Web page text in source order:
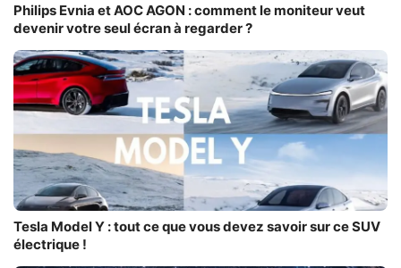
Philips Evnia et AOC AGON : comment le moniteur veut
devenir votre seul écran à regarder ?
Tesla Model Y : tout ce que vous devez savoir sur ce SUV
électrique !